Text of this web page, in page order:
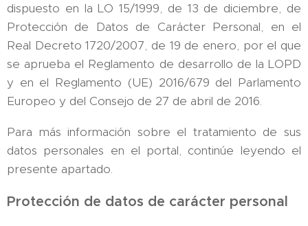
dispuesto en la LO 15/1999, de 13 de diciembre, de
Protección de Datos de Carácter Personal, en el
Real Decreto 1720/2007, de 19 de enero, por el que
se aprueba el Reglamento de desarrollo de la LOPD
y en el Reglamento (UE) 2016/679 del Parlamento
Europeo y del Consejo de 27 de abril de 2016.
Para más información sobre el tratamiento de sus
datos personales en el portal, continúe leyendo el
presente apartado.
Protección de datos de carácter personal